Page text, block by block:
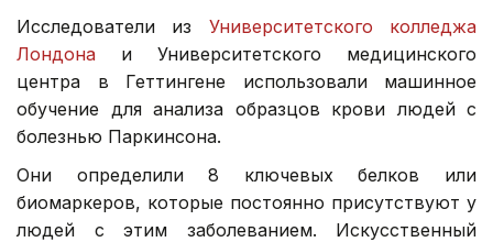
Исследователи из Университетского колледжа
Лондона и Университетского медицинского
центра в Геттингене использовали машинное
обучение для анализа образцов крови людей с
болезнью Паркинсона.
Они определили 8 ключевых белков или
биомаркеров, которые постоянно присутствуют у
людей с этим заболеванием. Искусственный